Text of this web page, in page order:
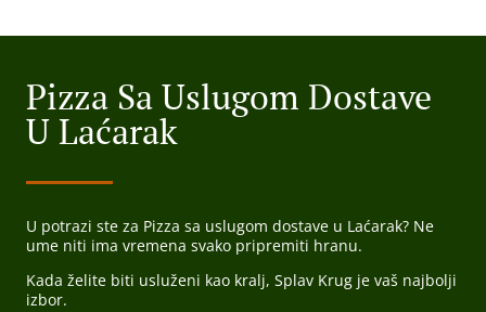
Pizza Sa Uslugom Dostave
U Laćarak
U potrazi ste za Pizza sa uslugom dostave u Laćarak? Ne
ume niti ima vremena svako pripremiti hranu.
Kada želite biti usluženi kao kralj, Splav Krug je vaš najbolji
izbor.